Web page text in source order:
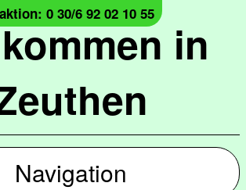
in
0 30/6 92 02 10 55
Navigation